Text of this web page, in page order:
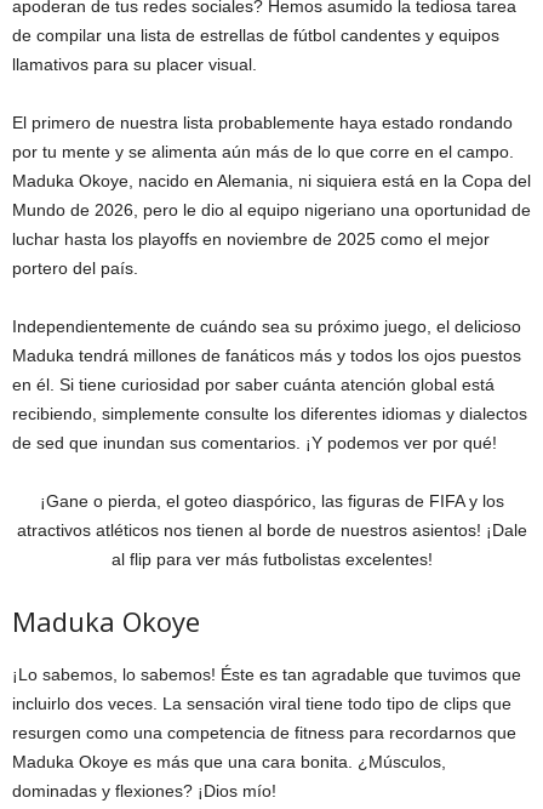
apoderan de tus redes sociales? Hemos asumido la tediosa tarea
de compilar una lista de estrellas de fútbol candentes y equipos
llamativos para su placer visual.
El primero de nuestra lista probablemente haya estado rondando
por tu mente y se alimenta aún más de lo que corre en el campo.
Maduka Okoye, nacido en Alemania, ni siquiera está en la Copa del
Mundo de 2026, pero le dio al equipo nigeriano una oportunidad de
luchar hasta los playoffs en noviembre de 2025 como el mejor
portero del país.
Independientemente de cuándo sea su próximo juego, el delicioso
Maduka tendrá millones de fanáticos más y todos los ojos puestos
en él. Si tiene curiosidad por saber cuánta atención global está
recibiendo, simplemente consulte los diferentes idiomas y dialectos
de sed que inundan sus comentarios. ¡Y podemos ver por qué!
¡Gane o pierda, el goteo diaspórico, las figuras de FIFA y los
atractivos atléticos nos tienen al borde de nuestros asientos! ¡Dale
al flip para ver más futbolistas excelentes!
Maduka Okoye
¡Lo sabemos, lo sabemos! Éste es tan agradable que tuvimos que
incluirlo dos veces. La sensación viral tiene todo tipo de clips que
resurgen como una competencia de fitness para recordarnos que
Maduka Okoye es más que una cara bonita. ¿Músculos,
dominadas y flexiones? ¡Dios mío!